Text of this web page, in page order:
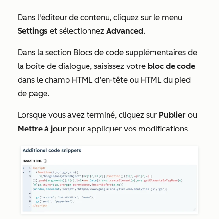
Dans l'éditeur de contenu, cliquez sur le menu
Settings et sélectionnez Advanced.
Dans la section Blocs de code supplémentaires de
la boîte de dialogue, saisissez votre bloc de code
dans le champ HTML d’en-tête ou HTML du pied
de page.
Lorsque vous avez terminé, cliquez sur Publier ou
Mettre à jour pour appliquer vos modifications.